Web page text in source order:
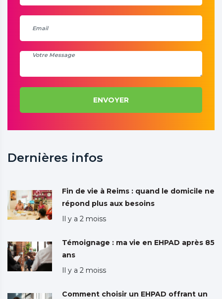
ENVOYER
Dernières infos
Fin de vie à Reims : quand le domicile ne
répond plus aux besoins
Il y a 2 moiss
Témoignage : ma vie en EHPAD après 85
ans
Il y a 2 moiss
Comment choisir un EHPAD offrant un